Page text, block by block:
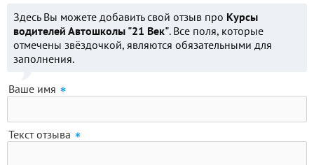
Здесь Вы можете добавить свой отзыв про Курсы
водителей Автошколы "21 Век". Все поля, которые
отмечены звёздочкой, являются обязательными для
заполнения.
Ваше имя
Текст отзыва